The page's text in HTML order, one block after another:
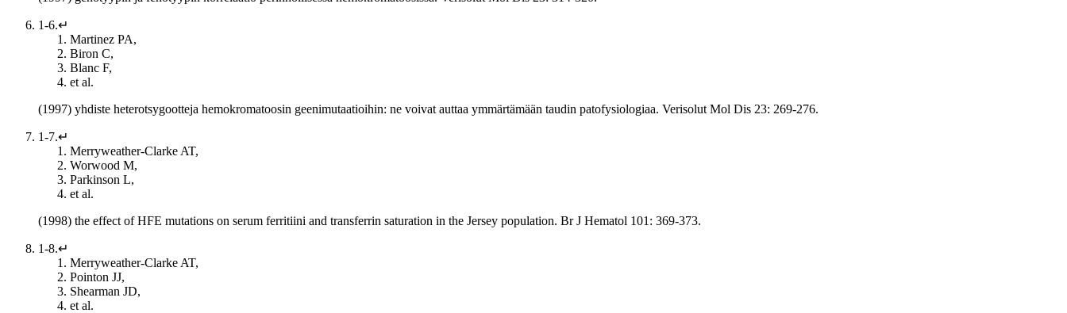
1-6.↵
Martinez PA,
Biron C,
Blanc F,
et al.
(1997) yhdiste heterotsygootteja hemokromatoosin geenimutaatioihin: ne voivat auttaa ymmärtämään taudin patofysiologiaa. Verisolut Mol Dis 23: 269-276.
1-7.↵
Merryweather-Clarke AT,
Worwood M,
Parkinson L,
et al.
(1998) the effect of HFE mutations on serum ferritiini and transferrin saturation in the Jersey population. Br J Hematol 101: 369-373.
1-8.↵
Merryweather-Clarke AT,
Pointon JJ,
Shearman JD,
et al.